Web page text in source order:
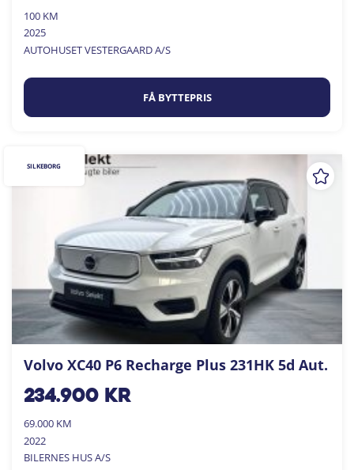
100 KM
2025
AUTOHUSET VESTERGAARD A/S
FÅ BYTTEPRIS
Volvo XC40 P6 Recharge Plus 231HK 5d Aut.
234.900kr
69.000 KM
2022
BILERNES HUS A/S
SILKEBORG